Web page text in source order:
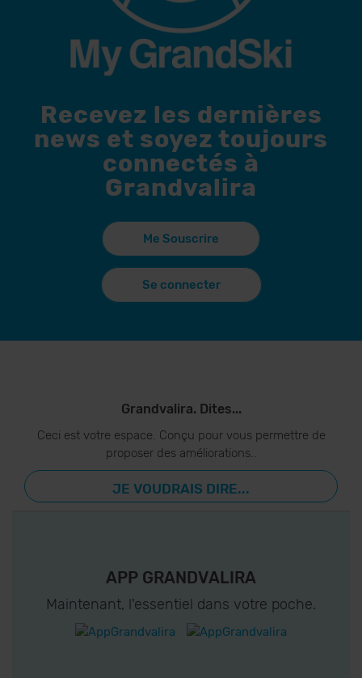
Recevez les dernières
news et soyez toujours
connectés à
Grandvalira
Me Souscrire
Se connecter
Grandvalira. Dites...
Ceci est votre espace. Conçu pour vous permettre de
proposer des améliorations..
JE VOUDRAIS DIRE...
APP GRANDVALIRA
Maintenant, l'essentiel dans votre poche.